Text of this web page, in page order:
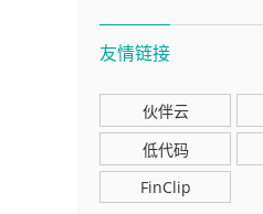
友情链接
伙伴云
低代码
FinClip